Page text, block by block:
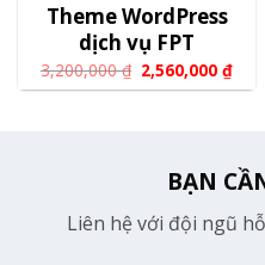
Theme WordPress
dịch vụ FPT
3,200,000₫ 2,560,000₫
BẠN
Liên hệ với đội ngũ